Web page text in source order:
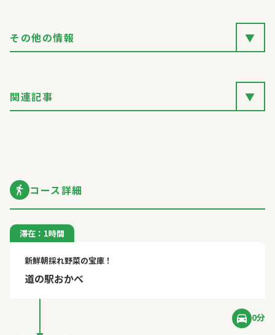
その他の情報 ▼
関連記事 ▼
コース詳細
滞在：1時間
新鮮朝採れ野菜の宝庫！
道の駅おかべ
0分